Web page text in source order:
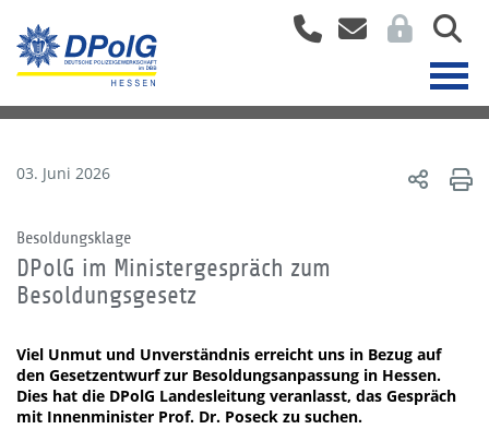
03. Juni 2026
Besoldungsklage
DPolG im Ministergespräch zum
Besoldungsgesetz
Viel Unmut und Unverständnis erreicht uns in Bezug auf
den Gesetzentwurf zur Besoldungsanpassung in Hessen.
Dies hat die DPolG Landesleitung veranlasst, das Gespräch
mit Innenminister Prof. Dr. Poseck zu suchen.